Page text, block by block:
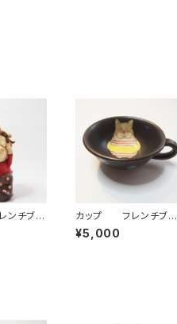
ンチブル
カップ フレンチブル
ドッグ ダークブラウ
ン
¥5,000